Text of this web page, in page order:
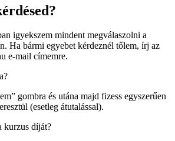
igyekszem mindent megválaszolni a
Ha bármi egyebet kérdeznél tőlem, írj az
e-mail címemre.
gombra és utána majd fizess egyszerűen
(esetleg átutalással).
kurzus díját?